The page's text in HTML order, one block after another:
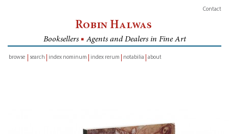
Contact
Robin Halwas
Booksellers ■ Agents and Dealers in Fine Art
browse
search index nominum index rerum notabilia about